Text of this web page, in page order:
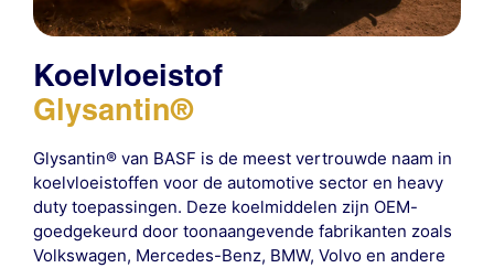
Koelvloeistof
Glysantin®
Glysantin® van BASF is de meest vertrouwde naam in
koelvloeistoffen voor de automotive sector en heavy
duty toepassingen. Deze koelmiddelen zijn OEM-
goedgekeurd door toonaangevende fabrikanten zoals
Volkswagen, Mercedes-Benz, BMW, Volvo en andere